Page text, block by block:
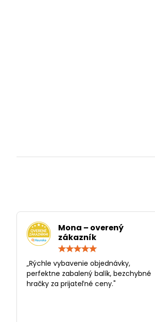
Mona – overený
zákazník
/
5
„Rýchle vybavenie objednávky,
perfektne zabalený balík, bezchybné
hračky za prijateľné ceny."